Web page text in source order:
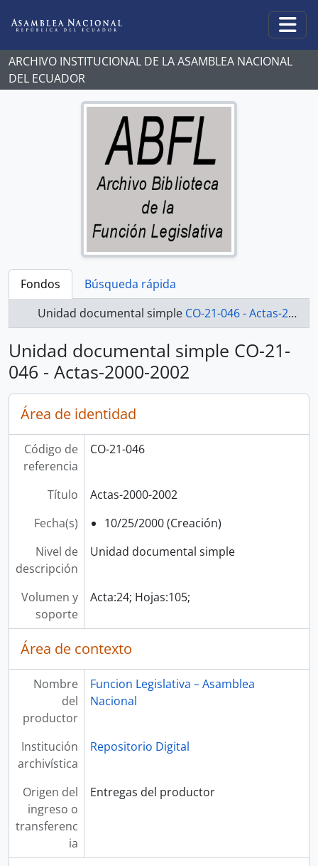
ARCHIVO INSTITUCIONAL DE LA ASAMBLEA NACIONAL
DEL ECUADOR
Fondos
Búsqueda rápida
Unidad documental simple CO-21-046 - Actas-2000-2002
Unidad documental simple CO-21-
046 - Actas-2000-2002
Área de identidad
Código de
referencia
CO-21-046
Título
Actas-2000-2002
Fecha(s)
10/25/2000 (Creación)
Nivel de
descripción
Unidad documental simple
Volumen y
soporte
Acta:24; Hojas:105;
Área de contexto
Nombre
del
productor
Funcion Legislativa – Asamblea
Nacional
Institución
archivística
Repositorio Digital
Origen del
ingreso o
transferenc
ia
Entregas del productor